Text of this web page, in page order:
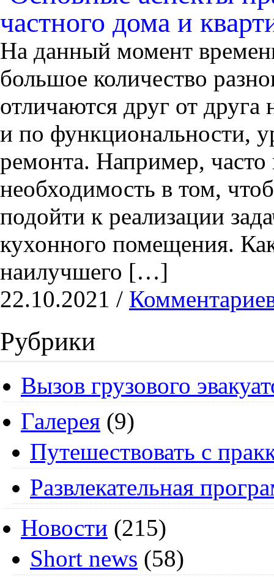
частного дома и
На данный момент
большое количество
отличаются друг от
и по функциональности,
ремонта. Например, часто
необходимость в том,
подойти к реализации
кухонного помещения.
наилучшего […]
22.10.2021 /
Рубрики
Вызов грузового
Галерея (9)
Путешествовать с
Развлекательная
Новости (215)
Short news (58)